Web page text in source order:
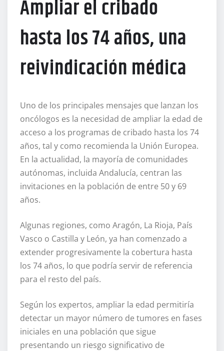
Ampliar el cribado
hasta los 74 años, una
reivindicación médica
Uno de los principales mensajes que lanzan los
oncólogos es la necesidad de ampliar la edad de
acceso a los programas de cribado hasta los 74
años, tal y como recomienda la Unión Europea.
En la actualidad, la mayoría de comunidades
autónomas, incluida Andalucía, centran las
invitaciones en la población de entre 50 y 69
años.
Algunas regiones, como Aragón, La Rioja, País
Vasco o Castilla y León, ya han comenzado a
extender progresivamente la cobertura hasta
los 74 años, lo que podría servir de referencia
para el resto del país.
Según los expertos, ampliar la edad permitiría
detectar un mayor número de tumores en fases
iniciales en una población que sigue
presentando un riesgo significativo de